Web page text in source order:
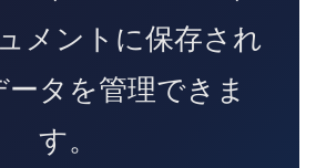
メントに保存され
タを管理できま
す。